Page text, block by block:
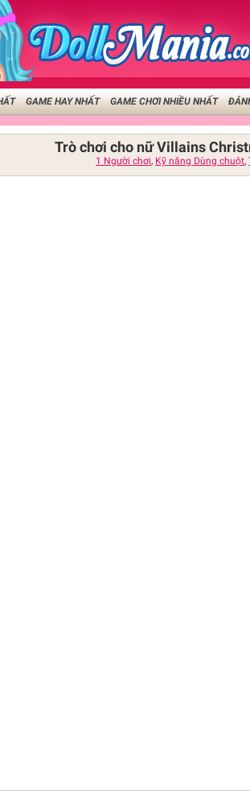
GAME HAY NHẤT GAME CHƠI NHIỀU NHẤT
Trò chơi cho nữ Villains
1 Người chơi, Kỹ năng Dùng chuột,